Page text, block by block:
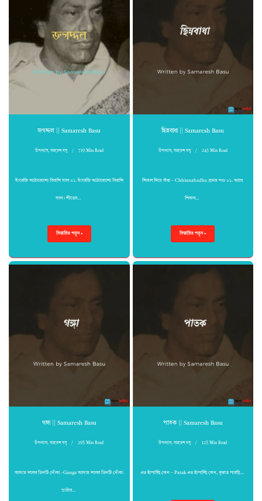
জগদ্দল || Samaresh Basu
উপন্যাস, সমরেশ বসু 719 Min Read
ইংরেজি আঠারোশো বিরাশি সাল ০১. ইংরেজি আঠারোশো বিরাশি
সাল। শীতের…
বিস্তারিত পড়ুন »
ছিন্নবাধা || Samaresh Basu
উপন্যাস, সমরেশ বসু 243 Min Read
শিকল দিয়ে বাঁধা – Chhinnabadha প্রথম খণ্ড ০১. আগে
শিকল…
বিস্তারিত পড়ুন »
গঙ্গা || Samaresh Basu
উপন্যাস,সমরেশ বসু 295 Min Read
আগাম দলের তিনটি নৌকা -Ganga আগাম দলের তিনটি নৌকা
ভাটার…
পাতক || Samaresh Basu
উপন্যাস,সমরেশ বসু 125 Min Read
এত হাঁপাচ্ছি কেন – Patak এত হাঁপাচ্ছি কেন, বুঝতে পারছি…